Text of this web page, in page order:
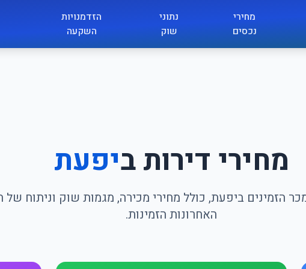
מחירי
נכסים
נתוני
שוק
הזדמנויות
השקעה
מחירי דירות ביפעת
הזמינים ביפעת, כולל מחירי מכירה, מגמות שוק וניתוח
האחרונות הזמינות.